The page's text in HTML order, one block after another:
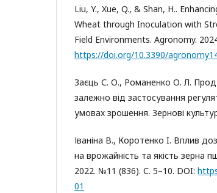
Liu, Y., Xue, Q., & Shan, H..
Wheat through Inoculation with
Field Environments. Agronomy.
https://doi.org/10.3390/
Заєць С. О., Романенко О. Л.
залежно від застосування
умовах зрошення. Зернові
Іваніна В., Коротенко I. Вплив
на врожайність та якість зерна
2022. №11 (836). С. 5–10. DOI:
01